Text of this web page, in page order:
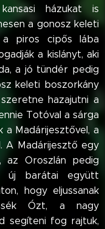
házukat is
a gonosz keleti
piros cipős lába
a kislányt, aki
a jó tündér pedig
keleti boszorkány
hazajutni a
Totóval a sárga
a Madárijesztővel, a
A Madárijesztő egy
az Oroszlán pedig
új barátai együtt
hogy eljussanak
Ózt, a nagy
segíteni fog rajtuk,